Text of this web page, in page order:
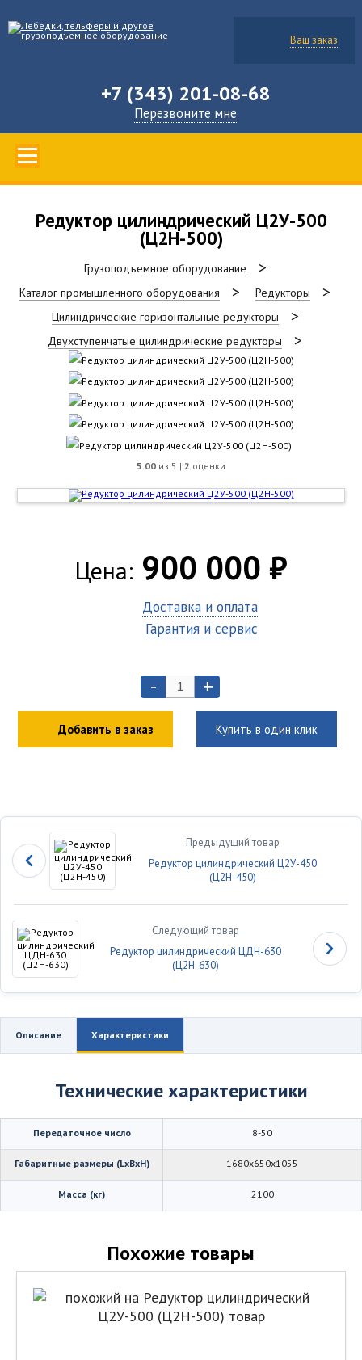
Ваш заказ
+7 (343) 201-08-68
Перезвоните мне
Редуктор цилиндрический Ц2У-500
(Ц2Н-500)
Грузоподъемное оборудование
Каталог промышленного оборудования
Редукторы
Цилиндрические горизонтальные редукторы
Двухступенчатые цилиндрические редукторы
5.00 из 5 | 2 оценки
Цена: 900 000 ₽
Доставка и оплата
Гарантия и сервис
- +
Добавить в заказ Купить в один клик
Предыдущий товар
Редуктор цилиндрический Ц2У-450
(Ц2Н-450)
Следующий товар
Редуктор цилиндрический ЦДН-630
(Ц2Н-630)
Описание Характеристики
Технические характеристики
Передаточное число 8-50
Габаритные размеры (LхBхH) 1680х650х1055
Масса (кг) 2100
Похожие товары